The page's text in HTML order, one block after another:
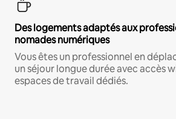
Des logements adaptés aux
nomades numériques
Vous êtes un professionnel en
un séjour longue durée avec accès
espaces de travail dédiés.